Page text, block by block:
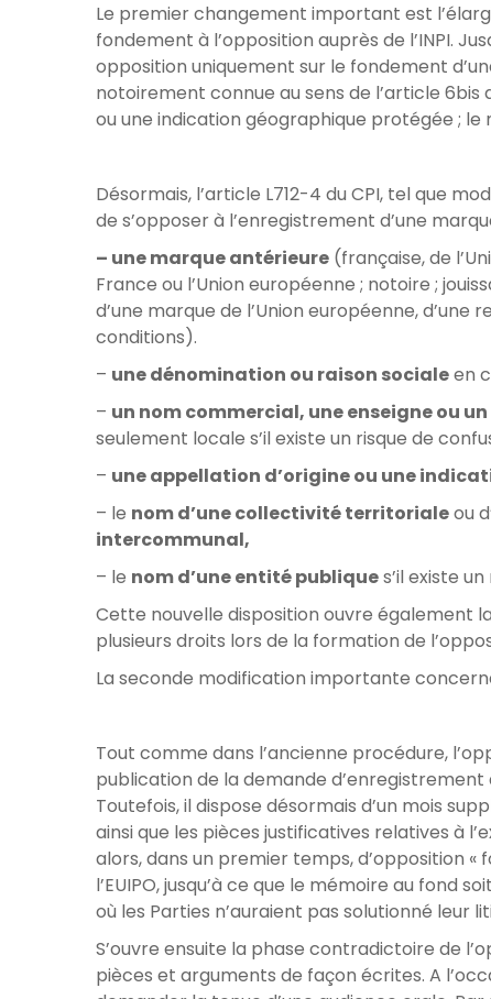
Le premier changement important est
fondement à l’opposition auprès de l’INPI.
opposition uniquement sur le fondement
notoirement connue au sens de l’article 6bis
ou une indication géographique protégée ; le
Désormais, l’article L712-4 du CPI, tel que
de s’opposer à l’enregistrement d’une
– une marque antérieure (française, de
France ou l’Union européenne ; notoire ;
d’une marque de l’Union européenne,
conditions).
– une dénomination ou raison socialeen
– un nom commercial, une enseigne ou
seulement locale s’il existe un risque de
– une appellation d’origine ou une
– le nom d’une collectivité territorialeou
intercommunal,
– le nomd’une entité publiques’il existe
Cette nouvelle disposition ouvre également
plusieurs droits lors de la formation de
La seconde modification importante
Tout comme dans l’ancienne procédure,
publication de la demande
Toutefois, il dispose désormais d’un mois
ainsi que les pièces justificatives relatives à
alors, dans un premier temps, d’opposition
l’EUIPO, jusqu’à ce que le mémoire au fond
où les Parties n’auraient pas solutionné leur
S’ouvre ensuite la phase contradictoire de
pièces et arguments de façon écrites. A